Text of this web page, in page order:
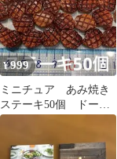
¥999
ミニチュア あみ焼き
ステーキ50個 ドール
ハウス ハンドメイド